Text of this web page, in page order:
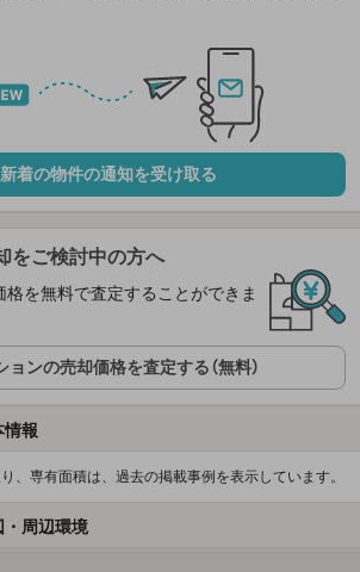
新着の物件の通知を受け取る
をご検討中の方へ
格を無料で査定することができま
ョンの売却価格を査定する（無料）
情報
、専有面積は、過去の掲載事例を表示しています。
・周辺環境